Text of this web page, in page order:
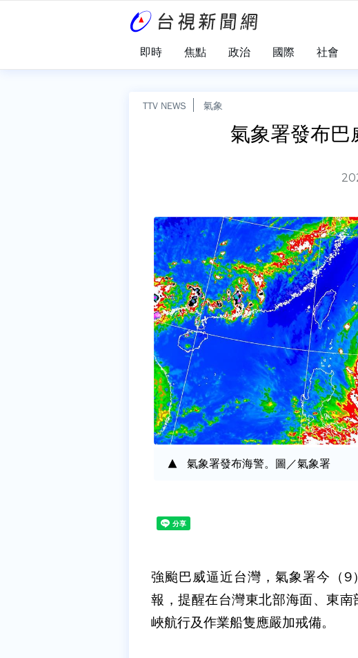
即時 焦點 政治 國際 社會
TTV NEWS 氣象
氣象署發布巴
氣象署發布海警。圖／氣象署
強颱巴威逼近台灣，氣象署今（
報，提醒在台灣東北部海面、東
峽航行及作業船隻應嚴加戒備。